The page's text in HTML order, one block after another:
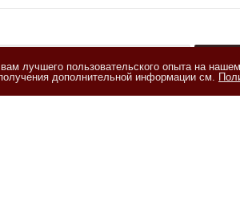
сПолитикой обработки персональных данных
лучшего пользовательского опыта на
дополнительной информации см.